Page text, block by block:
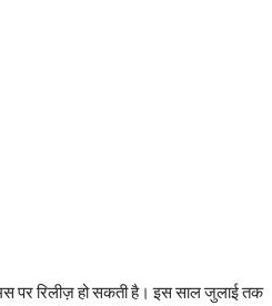
पर रिलीज़ हो सकती है। इस साल जुलाई तक